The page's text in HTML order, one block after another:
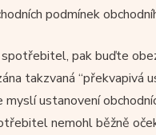
podmínek
spotřebitel, pak buďte
takzvaná “překvapivá
myslí ustanovení
nemohl běžně